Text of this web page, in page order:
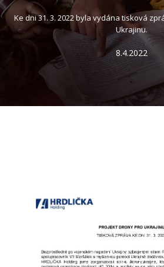
Ke dni 31. 3. 2022 byla vydána tisková
Ukrajinu.
8.4.2022